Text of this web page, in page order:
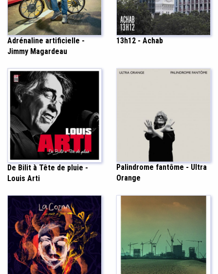
Adrénaline artificielle -
Jimmy Magardeau
13h12 - Achab
De Bilit à Tête de pluie -
Louis Arti
Palindrome fantôme - Ultra
Orange